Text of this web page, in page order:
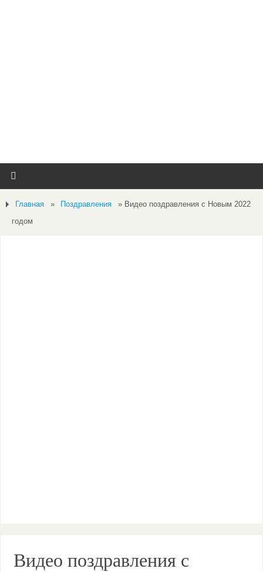
Главная » Поздравления » Видео поздравления с Новым 2022
годом
Видео поздравления с